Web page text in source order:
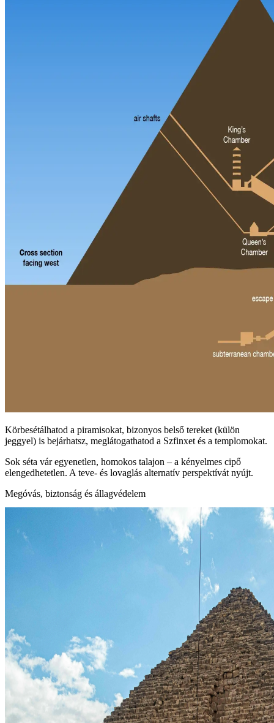
Körbesétálhatod a piramisokat, bizonyos belső tereket (külön
jeggyel) is bejárhatsz, meglátogathatod a Szfinxet és a templomokat.
Sok séta vár egyenetlen, homokos talajon – a kényelmes cipő
elengedhetetlen. A teve‑ és lovaglás alternatív perspektívát nyújt.
Megóvás, biztonság és állagvédelem